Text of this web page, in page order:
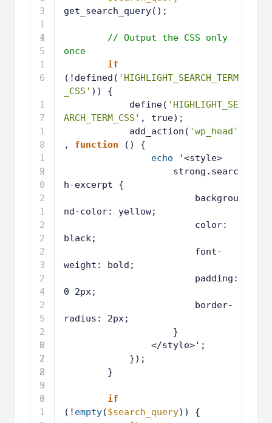
3
1
4
1
5
1
6
1
7
1
8
1
9
2
0
2
1
2
2
2
3
2
4
2
5
2
6
2
7
2
8
2
9
3
0
3
1
get_search_query();
// Output the CSS only
once
if
(!defined( 'HIGHLIGHT_SEARCH_TERM
_CSS' )) {
define( 'HIGHLIGHT_SE
ARCH_TERM_CSS' , true);
add_action( 'wp_head'
, function
() {
echo
'<style>
strong.searc
h-excerpt {
backgrou
nd-color: yellow;
color:
black;
font-
weight: bold;
padding:
0 2px;
border-
radius: 2px;
}
</style>';
});
}
if
(! empty($search_query)) {